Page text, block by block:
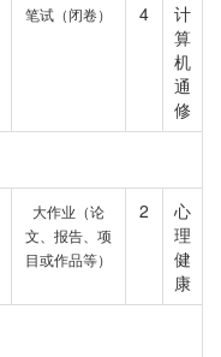
笔试（闭卷） 4
计
算
机
通
修
大作业（论
文、报告、项
目或作品等）
2
心
理
健
康